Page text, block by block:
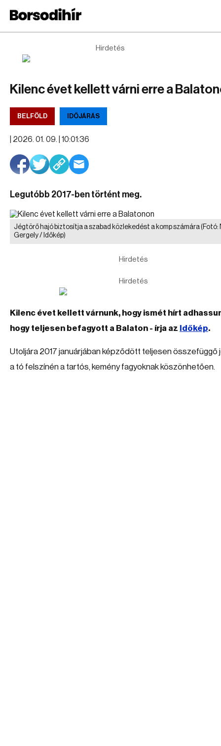
Hirdetés
Kilenc évet kellett várni erre a
BELFÖLD IDŐJÁRÁS
2026. 01. 09. | 10:01:36
Legutóbb 2017-ben történt meg.
Jégtörő hajó biztosítja a szabad közlekedést a komp számára(Fotó:
Gergely / Időkép)
Hirdetés
Hirdetés
Kilenc évet kellett várnunk, hogy ismét hírt
hogy teljesen befagyott a Balaton - írja az Időkép.
Utoljára 2017 januárjában képződött teljesen összefüggő
a tó felszínén a tartós, kemény fagyoknak köszönhetően.